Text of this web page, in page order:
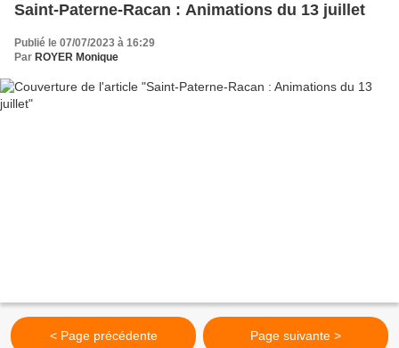
Saint-Paterne-Racan : Animations du 13 juillet
Publié le 07/07/2023 à 16:29
Par ROYER Monique
< Page précédente Page suivante >